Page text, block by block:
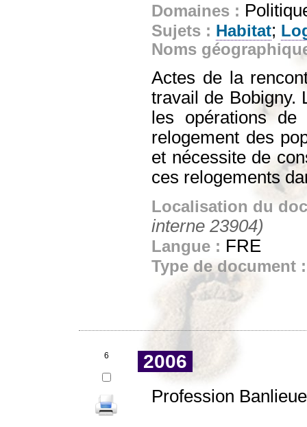
Domaines :
Sujets : Habitat;
Noms
Actes de la
travail de Bobigny.
les opérations de
relogement des
et nécessite de
ces relogements
Localisation du
interne 23904)
Langue : FRE
Type de document
6 2006
Profession